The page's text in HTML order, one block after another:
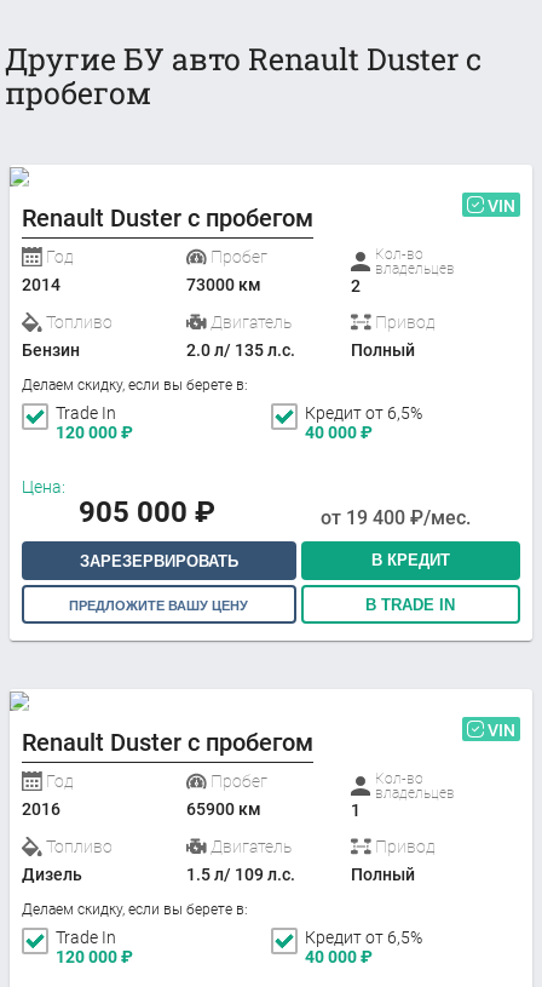
Другие БУ авто Renault Duster с
пробегом
Renault Duster с пробегом VIN
Год
2014
Пробег
73000 км
Кол-во
владельцев
2
Топливо
Бензин
Двигатель
2.0 л/ 135 л.с.
Привод
Полный
Делаем скидку, если вы берете в:
Trade In
120 000₽
Кредит от 6,5%
40 000₽
Цена:
905 000 ₽ от 19 400 ₽/мес.
ЗАРЕЗЕРВИРОВАТЬ В КРЕДИТ
ПРЕДЛОЖИТЕ ВАШУ ЦЕНУ В TRADE IN
Renault Duster с пробегом VIN
Год
2016
Пробег
65900 км
Кол-во
владельцев
1
Топливо
Дизель
Двигатель
1.5 л/ 109 л.с.
Привод
Полный
Делаем скидку, если вы берете в:
Trade In
120 000₽
Кредит от 6,5%
40 000₽